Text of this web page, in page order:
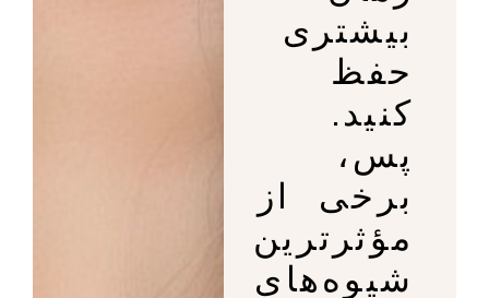
بیشتری
حفظ
کنید.
پس،
برخی از
مؤثرترین
شیوه‌های